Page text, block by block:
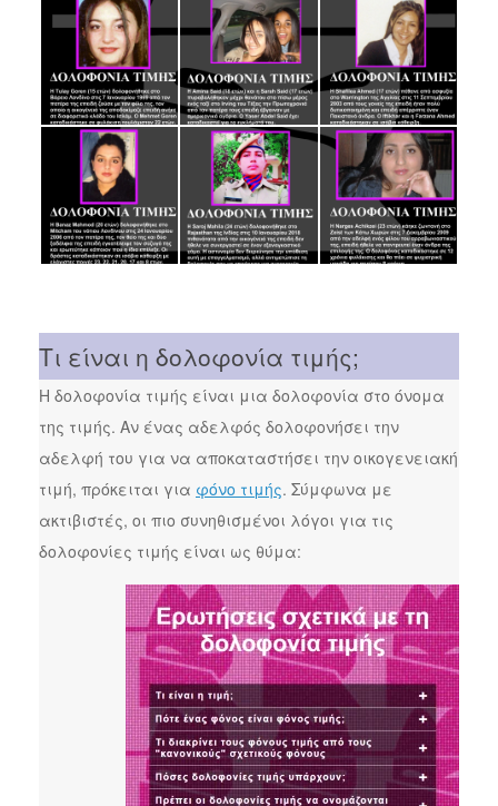
Τι είναι η δολοφονία τιμής;
Η δολοφονία τιμής είναι μια δολοφονία στο όνομα
της τιμής. Αν ένας αδελφός δολοφονήσει την
αδελφή του για να αποκαταστήσει την οικογενειακή
τιμή, πρόκειται για φόνο τιμής. Σύμφωνα με
ακτιβιστές, οι πιο συνηθισμένοι λόγοι για τις
δολοφονίες τιμής είναι ως θύμα: